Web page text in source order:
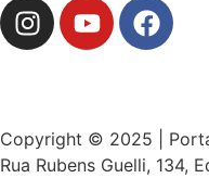
Copyright © 2025 |
Rua Rubens Guelli, 134,